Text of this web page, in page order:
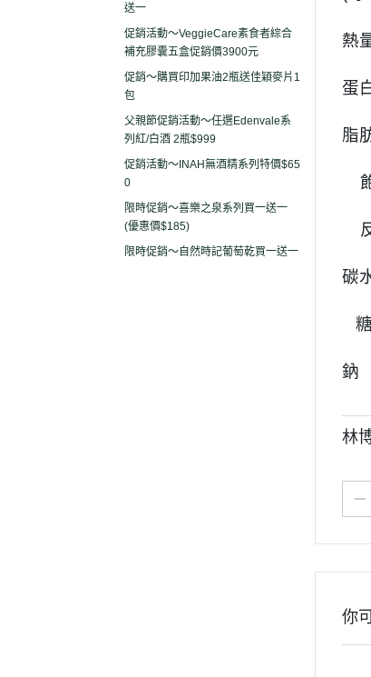
送一
促銷活動～VeggieCare素食者綜合
補充膠囊五盒促銷價3900元
促銷～購買印加果油2瓶送佳穎麥片1
包
父親節促銷活動～任選Edenvale系
列紅/白酒 2瓶$999
促銷活動～INAH無酒精系列特價$65
0
限時促銷～喜樂之泉系列買一送一
(優惠價$185)
限時促銷～自然時記葡萄乾買一送一
碳
林
你